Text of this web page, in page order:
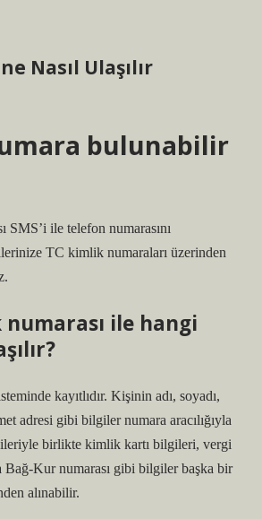
Nasıl Ulaşılır
bulunabilir
ile telefon numarasını
TC kimlik numaraları üzerinden
numarası ile hangi
kayıtlıdır. Kişinin adı, soyadı,
adresi gibi bilgiler numara aracılığıyla
birlikte kimlik kartı bilgileri, vergi
Bağ-Kur numarası gibi bilgiler başka bir
alınabilir.